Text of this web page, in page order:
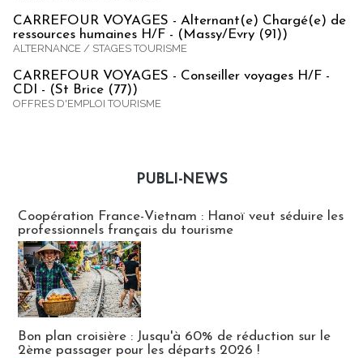
CARREFOUR VOYAGES - Alternant(e) Chargé(e) de
ressources humaines H/F - (Massy/Evry (91))
ALTERNANCE / STAGES TOURISME
CARREFOUR VOYAGES - Conseiller voyages H/F -
CDI - (St Brice (77))
OFFRES D'EMPLOI TOURISME
PUBLI-NEWS
Coopération France-Vietnam : Hanoï veut séduire les
professionnels français du tourisme
Bon plan croisière : Jusqu'à 60% de réduction sur le
2ème passager pour les départs 2026 !